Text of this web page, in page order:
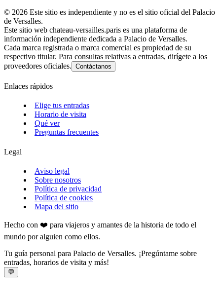
© 2026 Este sitio es independiente y no es el sitio oficial del Palacio
de Versalles.
Este sitio web chateau-versailles.paris es una plataforma de
información independiente dedicada a Palacio de Versalles.
Cada marca registrada o marca comercial es propiedad de su
respectivo titular. Para consultas relativas a entradas, dirígete a los
proveedores oficiales. Contáctanos
Enlaces rápidos
Elige tus entradas
Horario de visita
Qué ver
Preguntas frecuentes
Legal
Aviso legal
Sobre nosotros
Política de privacidad
Política de cookies
Mapa del sitio
Hecho con ❤️ para viajeros y amantes de la historia de todo el
mundo por alguien como ellos.
Tu guía personal para Palacio de Versalles. ¡Pregúntame sobre
entradas, horarios de visita y más!
💬